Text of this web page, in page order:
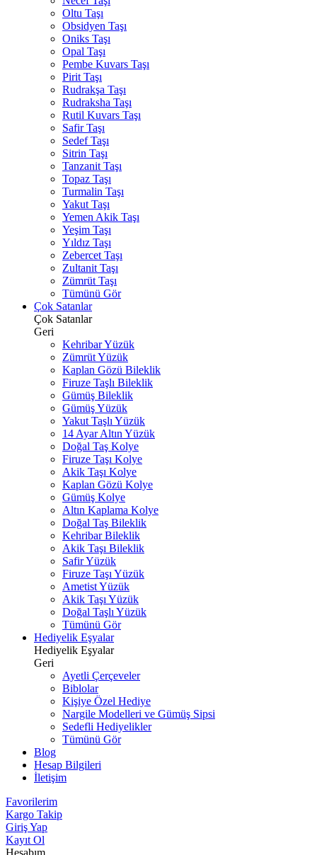
Oltu Taşı
Obsidyen Taşı
Oniks Taşı
Opal Taşı
Pembe Kuvars Taşı
Pirit Taşı
Rudrakşa Taşı
Rudraksha Taşı
Rutil Kuvars Taşı
Safir Taşı
Sedef Taşı
Sitrin Taşı
Tanzanit Taşı
Topaz Taşı
Turmalin Taşı
Yakut Taşı
Yemen Akik Taşı
Yeşim Taşı
Yıldız Taşı
Zebercet Taşı
Zultanit Taşı
Zümrüt Taşı
Tümünü Gör
Çok Satanlar
Çok Satanlar
Geri
Kehribar Yüzük
Zümrüt Yüzük
Kaplan Gözü Bileklik
Firuze Taşlı Bileklik
Gümüş Bileklik
Gümüş Yüzük
Yakut Taşlı Yüzük
14 Ayar Altın Yüzük
Doğal Taş Kolye
Firuze Taşı Kolye
Akik Taşı Kolye
Kaplan Gözü Kolye
Gümüş Kolye
Altın Kaplama Kolye
Doğal Taş Bileklik
Kehribar Bileklik
Akik Taşı Bileklik
Safir Yüzük
Firuze Taşı Yüzük
Ametist Yüzük
Akik Taşı Yüzük
Doğal Taşlı Yüzük
Tümünü Gör
Hediyelik Eşyalar
Hediyelik Eşyalar
Geri
Ayetli Çerçeveler
Biblolar
Kişiye Özel Hediye
Nargile Modelleri ve Gümüş Sipsi
Sedefli Hediyelikler
Tümünü Gör
Blog
Hesap Bilgileri
İletişim
Favorilerim
Kargo Takip
Giriş Yap
Kayıt Ol
Hesabım